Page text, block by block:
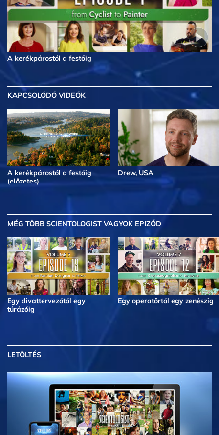
A kerékpárostól a festőig
KAPCSOLÓDÓ VIDEÓK
A kerékpárostól a festőig
(előzetes)
Drew, USA
MÉG TÖBB SCIENTOLOGIST VAGYOK EPIZÓD
Egy divattervezőtől egy
túrázóig
Egy operatőrtől egy zenészig
LETÖLTÉS